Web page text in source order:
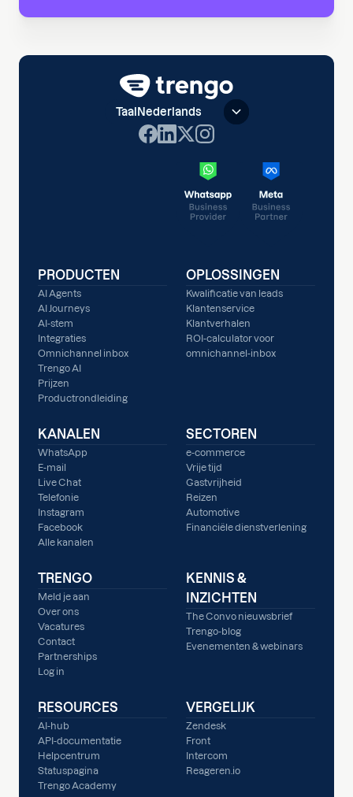
TaalNederlands
PRODUCTEN
AI Agents
AI Journeys
AI-stem
Integraties
Omnichannel inbox
Trengo AI
Prijzen
Productrondleiding
OPLOSSINGEN
Kwalificatie van leads
Klantenservice
Klantverhalen
ROI-calculator voor
omnichannel-inbox
KANALEN
WhatsApp
E-mail
Live Chat
Telefonie
Instagram
Facebook
Alle kanalen
SECTOREN
e-commerce
Vrije tijd
Gastvrijheid
Reizen
Automotive
Financiële dienstverlening
TRENGO
Meld je aan
Over ons
Vacatures
Contact
Partnerships
Log in
KENNIS &
INZICHTEN
The Convo nieuwsbrief
Trengo-blog
Evenementen & webinars
RESOURCES
AI-hub
API-documentatie
Helpcentrum
Statuspagina
Trengo Academy
VERGELIJK
Zendesk
Front
Intercom
Reageren.io